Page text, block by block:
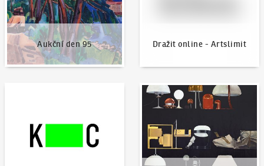
Aukční den 95 Dražit online - Artslimit
Aktuality